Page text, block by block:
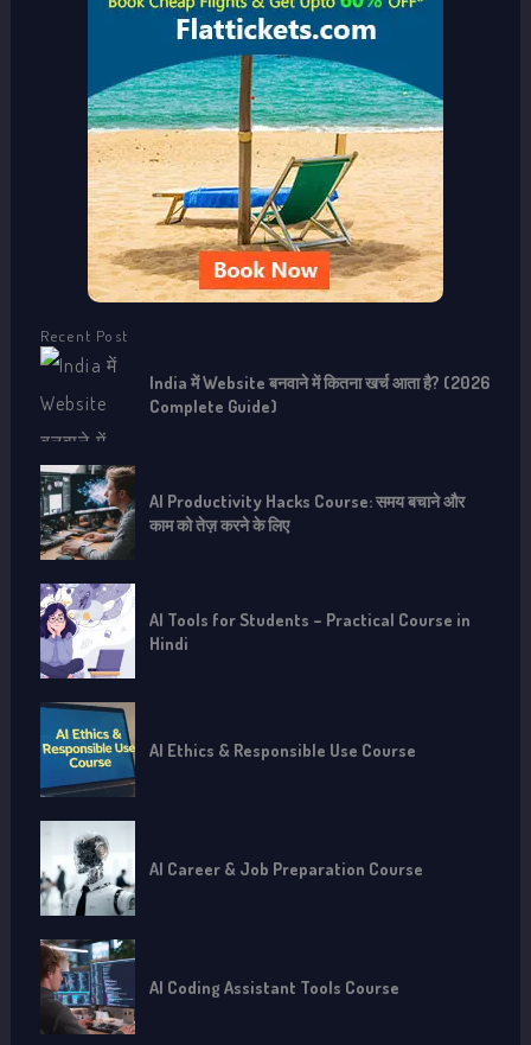
Recent Post
India में Website बनवाने में कितना खर्च आता है? (2026
Complete Guide)
AI Productivity Hacks Course: समय बचाने और
काम को तेज़ करने के लिए
AI Tools for Students – Practical Course in
Hindi
AI Ethics & Responsible Use Course
AI Career & Job Preparation Course
AI Coding Assistant Tools Course